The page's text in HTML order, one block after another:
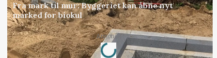
Fra mark til mur: Byggeriet kan åbne nyt
marked for biokul
Annonce
Loading...